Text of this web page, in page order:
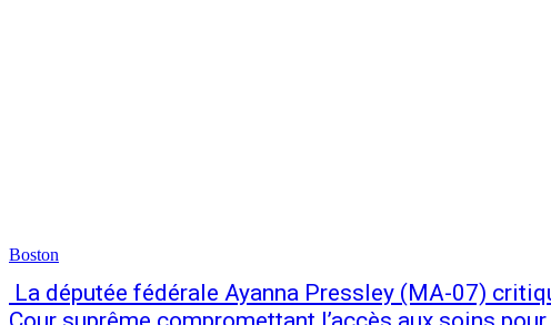
Boston
La députée fédérale Ayanna Pressley (MA-07)